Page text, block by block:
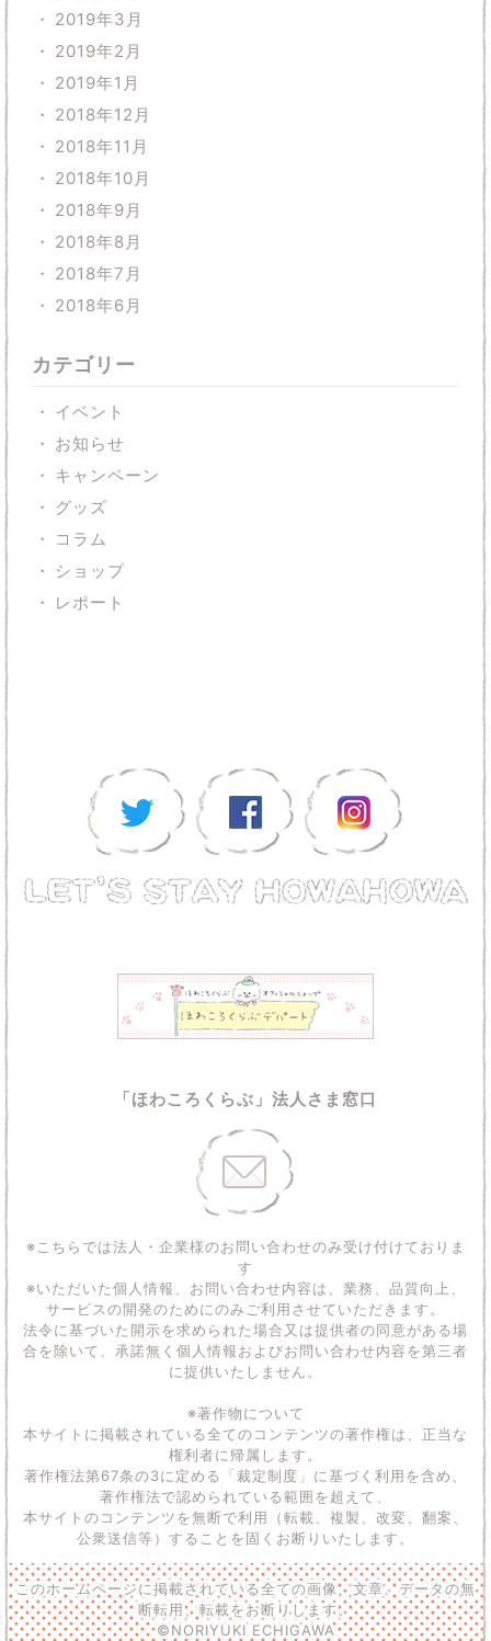
2019年3月
2019年2月
2019年1月
2018年12月
2018年11月
2018年10月
2018年9月
2018年8月
2018年7月
2018年6月
カテゴリー
イベント
お知らせ
キャンペーン
グッズ
コラム
ショップ
レポート
「ほわころくらぶ」法人さま窓口
※こちらでは法人・企業様のお問い合わせのみ受け付けておりま
す
※いただいた個人情報、お問い合わせ内容は、業務、品質向上、
サービスの開発のためにのみご利用させていただきます。
法令に基づいた開示を求められた場合又は提供者の同意がある場
合を除いて、承諾無く個人情報およびお問い合わせ内容を第三者
に提供いたしません。
※著作物について
本サイトに掲載されている全てのコンテンツの著作権は、正当な
権利者に帰属します。
著作権法第67条の3に定める「裁定制度」に基づく利用を含め、
著作権法で認められている範囲を超えて、
本サイトのコンテンツを無断で利用（転載、複製、改変、翻案、
公衆送信等）することを固くお断りいたします。
このホームページに掲載されている全ての画像、文章、データの無
断転用、転載をお断りします。
©NORIYUKI ECHIGAWA